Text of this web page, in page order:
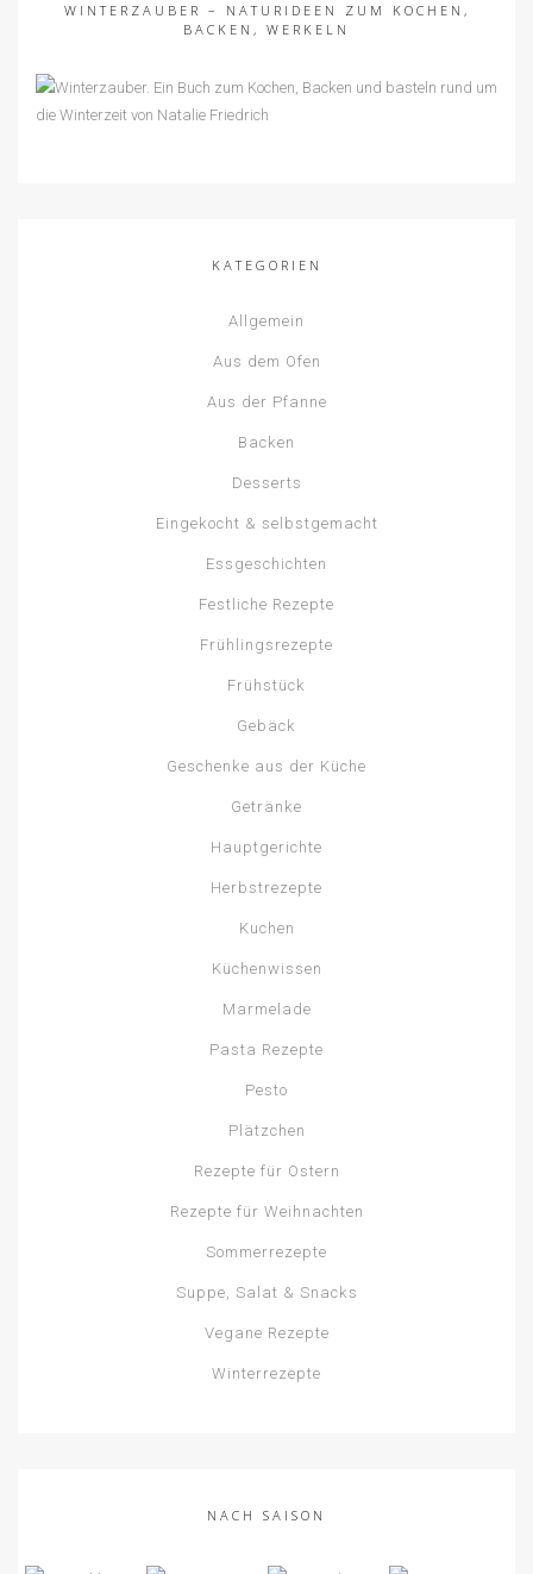
WINTERZAUBER – NATURIDEEN ZUM KOCHEN,
BACKEN, WERKELN
KATEGORIEN
Allgemein
Aus dem Ofen
Aus der Pfanne
Backen
Desserts
Eingekocht & selbstgemacht
Essgeschichten
Festliche Rezepte
Frühlingsrezepte
Frühstück
Gebäck
Geschenke aus der Küche
Getränke
Hauptgerichte
Herbstrezepte
Kuchen
Küchenwissen
Marmelade
Pasta Rezepte
Pesto
Plätzchen
Rezepte für Ostern
Rezepte für Weihnachten
Sommerrezepte
Suppe, Salat & Snacks
Vegane Rezepte
Winterrezepte
NACH SAISON